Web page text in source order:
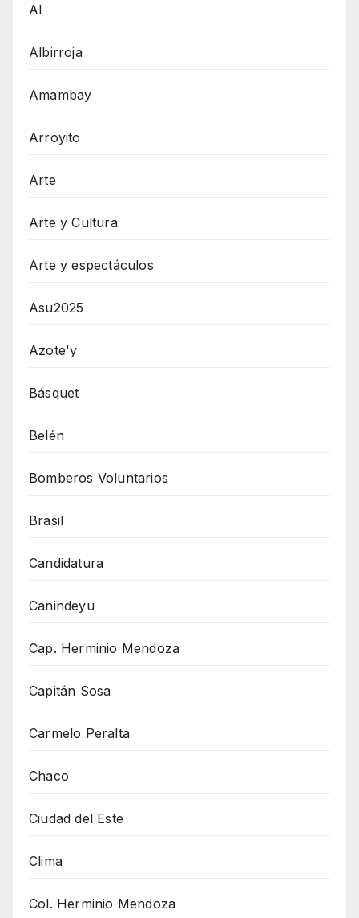
AI
Albirroja
Amambay
Arroyito
Arte
Arte y Cultura
Arte y espectáculos
Asu2025
Azote'y
Básquet
Belén
Bomberos Voluntarios
Brasil
Candidatura
Canindeyu
Cap. Herminio Mendoza
Capitán Sosa
Carmelo Peralta
Chaco
Ciudad del Este
Clima
Col. Herminio Mendoza